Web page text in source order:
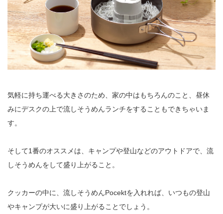
気軽に持ち運べる大きさのため、家の中はもちろんのこと、昼休
みにデスクの上で流しそうめんランチをすることもできちゃいま
す。
そして1番のオススメは、キャンプや登山などのアウトドアで、流
しそうめんをして盛り上がること。
クッカーの中に、流しそうめんPocektを入れれば、いつもの登山
やキャンプが大いに盛り上がることでしょう。